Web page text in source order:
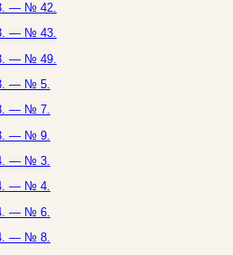
— № 42.
— № 43.
— № 49.
— № 5.
— № 7.
— № 9.
— № 3.
— № 4.
— № 6.
— № 8.